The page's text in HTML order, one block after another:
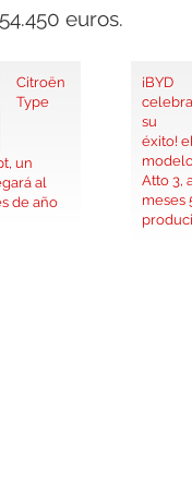
euros.
Citroën
Type
un
al
de año
¡BYD
celebra
su
éxito! el
Atto 3,
meses